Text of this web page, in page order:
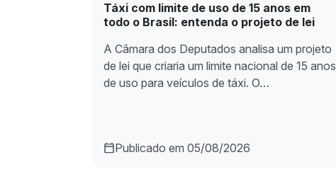
Táxi com limite de uso de 15 anos em
todo o Brasil: entenda o projeto de lei
A Câmara dos Deputados analisa um projeto
de lei que criaria um limite nacional de 15 anos
de uso para veículos de táxi. O…
Publicado em 05/08/2026